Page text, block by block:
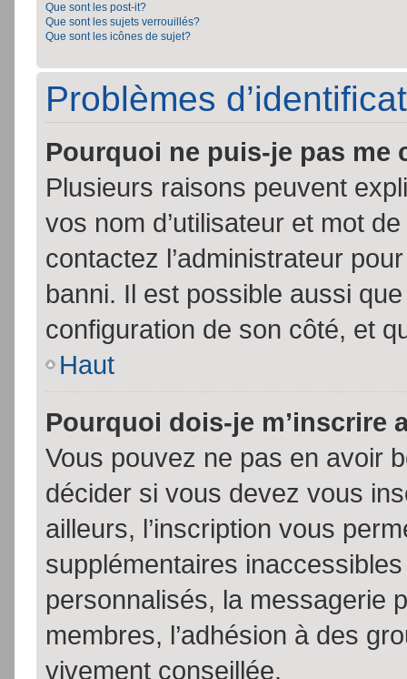
Que sont les post-it?
Que sont les sujets verrouillés?
Que sont les icônes de sujet?
Problèmes
Pourquoi ne puis-je pas me
Plusieurs raisons peuvent
vos nom d’utilisateur et mot
contactez l’administrateur
banni. Il est possible aussi
configuration de son côté, et
Haut
Pourquoi dois-je m’inscrire
Vous pouvez ne pas en avoir
décider si vous devez vous
ailleurs, l’inscription vous
supplémentaires
personnalisés, la messagerie
membres, l’adhésion à des
vivement conseillée.